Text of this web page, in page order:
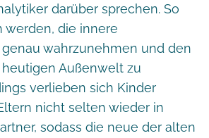
darüber sprechen. So
werden, die innere
wahrzunehmen und den
Außenwelt zu
verlieben sich Kinder
nicht selten wieder in
sodass die neue der alten